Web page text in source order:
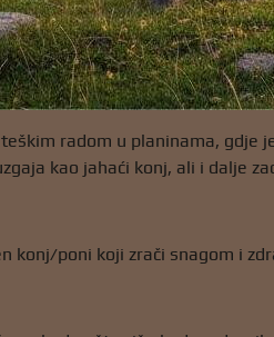
radom u planinama, gdje
kao jahaći konj, ali i dalje
konj/poni koji zrači snagom i